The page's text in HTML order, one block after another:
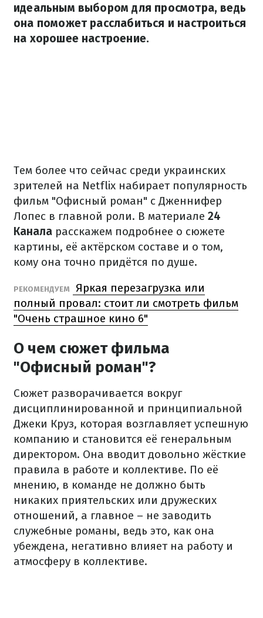
идеальным выбором для просмотра, ведь
она поможет расслабиться и настроиться
на хорошее настроение.
Тем более что сейчас среди украинских
зрителей на Netflix набирает популярность
фильм "Офисный роман" с Дженнифер
Лопес в главной роли. В материале 24
Канала расскажем подробнее о сюжете
картины, её актёрском составе и о том,
кому она точно придётся по душе.
РЕКОМЕНДУЕМ
Яркая перезагрузка или
полный провал: стоит ли смотреть фильм
"Очень страшное кино 6"
О чем сюжет фильма
"Офисный роман"?
Сюжет разворачивается вокруг
дисциплинированной и принципиальной
Джеки Круз, которая возглавляет успешную
компанию и становится её генеральным
директором. Она вводит довольно жёсткие
правила в работе и коллективе. По её
мнению, в команде не должно быть
никаких приятельских или дружеских
отношений, а главное – не заводить
служебные романы, ведь это, как она
убеждена, негативно влияет на работу и
атмосферу в коллективе.